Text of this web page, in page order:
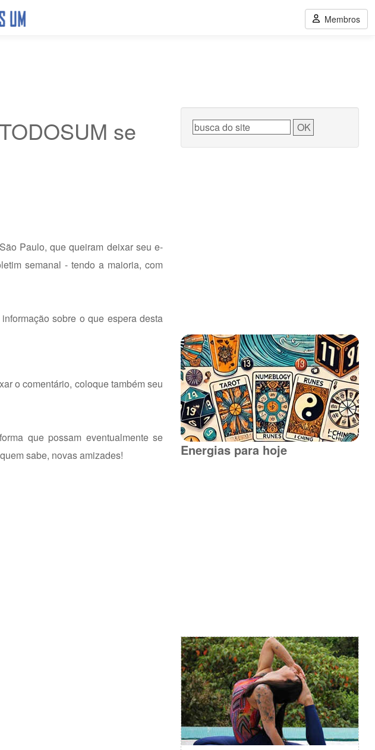
se
Paulo, que queiram deixar seu e-
semanal - tendo a maioria, com
sobre o que espera desta
o comentário, coloque também seu
que possam eventualmente se
sabe, novas amizades!
Energias para hoje
Membros